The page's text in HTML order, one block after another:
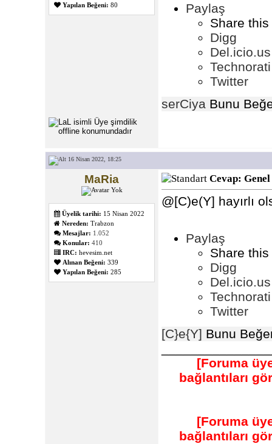
Yapılan Beğeni: 80
Paylaş
Share
Digg
Del.icio.us
Technorati
Twitter
serCiya Bunu
16 Nisan 2022, 18:25
MaRia
Üyelik tarihi: 15 Nisan 2022
Nereden: Trabzon
Mesajlar: 1.052
Konular: 410
IRC: hevesim.net
Alınan Beğeni: 339
Yapılan Beğeni: 285
Cevap: Genel
@[C)e(Y] hayırlı
Paylaş
Share
Digg
Del.icio.us
Technorati
Twitter
[C}e{Y] Bunu
[Foruma
bağlantıları
[Foruma
bağlantıları